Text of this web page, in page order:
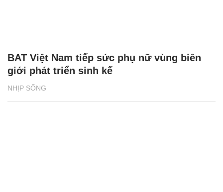
NHỊP SỐNG
BAT Việt Nam tiếp sức phụ nữ vùng biên
giới phát triển sinh kế